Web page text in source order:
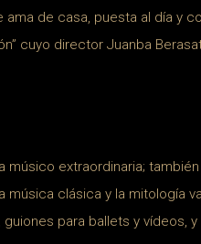
de casa, puesta al día y
cuyo director Juanba
extraordinaria;
música clásica y la
para ballets y vídeos,